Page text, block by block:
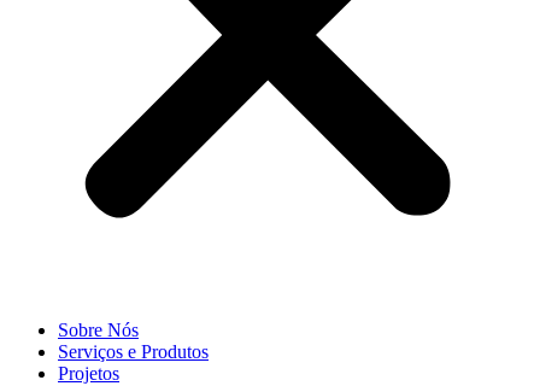
Sobre Nós
Serviços e Produtos
Projetos